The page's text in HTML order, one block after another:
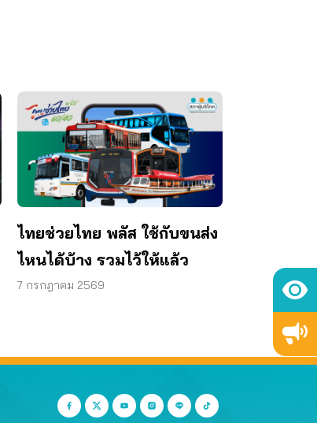
ไทยช่วยไทย พลัส ใช้กับขนส่ง
ไหนได้บ้าง รวมไว้ให้แล้ว
7 กรกฎาคม 2569